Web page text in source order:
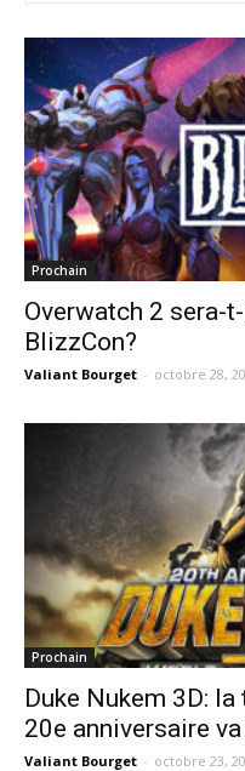
Prochain
Overwatch 2 sera-
BlizzCon?
Valiant Bourget - octobre 28,
Prochain
Duke Nukem 3D:
20e anniversaire
Valiant Bourget - octobre 23,